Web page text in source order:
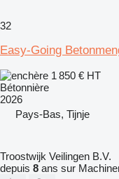
32
Easy-Going
1 850 € HT
Bétonnière
2026
Pays-Bas, Tijnje
Troostwijk Veilingen B.V.
depuis 8 ans sur